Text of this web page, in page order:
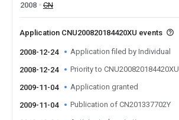
2008
CN
Application CNU200820184420XU events
2008-12-24 Application filed by Individual
2008-12-24 Priority to CNU200820184420XU
2009-11-04 Application granted
2009-11-04 Publication of CN201337702Y